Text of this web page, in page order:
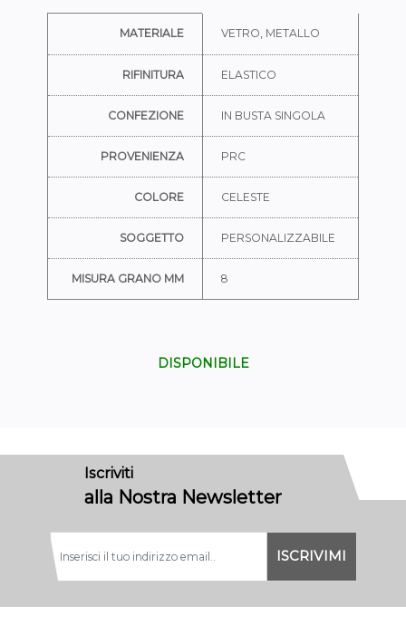
MATERIALE VETRO, METALLO
RIFINITURA ELASTICO
CONFEZIONE IN BUSTA SINGOLA
PROVENIENZA PRC
COLORE CELESTE
SOGGETTO PERSONALIZZABILE
MISURA GRANO MM 8
DISPONIBILE
Iscriviti
alla Nostra Newsletter